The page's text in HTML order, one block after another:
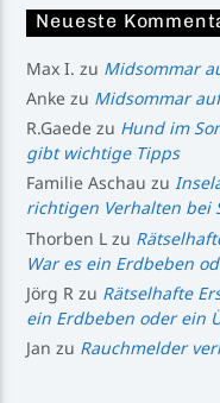
Neueste
Max I. zu Midsommar
Anke zu Midsommar
R.Gaede zu Hund im
gibt wichtige Tipps
Familie Aschau zu
richtigen Verhalten bei
Thorben L zu
War es ein Erdbeben
Jörg R zu Rätselhafte
ein Erdbeben oder ein
Jan zu Rauchmelder